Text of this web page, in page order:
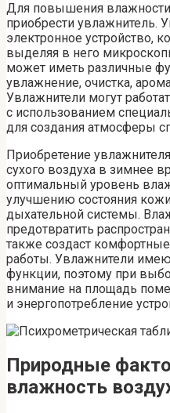
Для повышения
приобрести увлажнитель.
электронное устройство,
выделяя в него
может иметь различные
увлажнение, очистка,
Увлажнители могут
с использованием
для создания атмосферы
Приобретение
сухого воздуха в зимнее
оптимальный уровень
улучшению состояния
дыхательной системы.
предотвратить
также создаст
работы. Увлажнители
функции, поэтому при
внимание на площадь
и энергопотребление
Природные
влажность